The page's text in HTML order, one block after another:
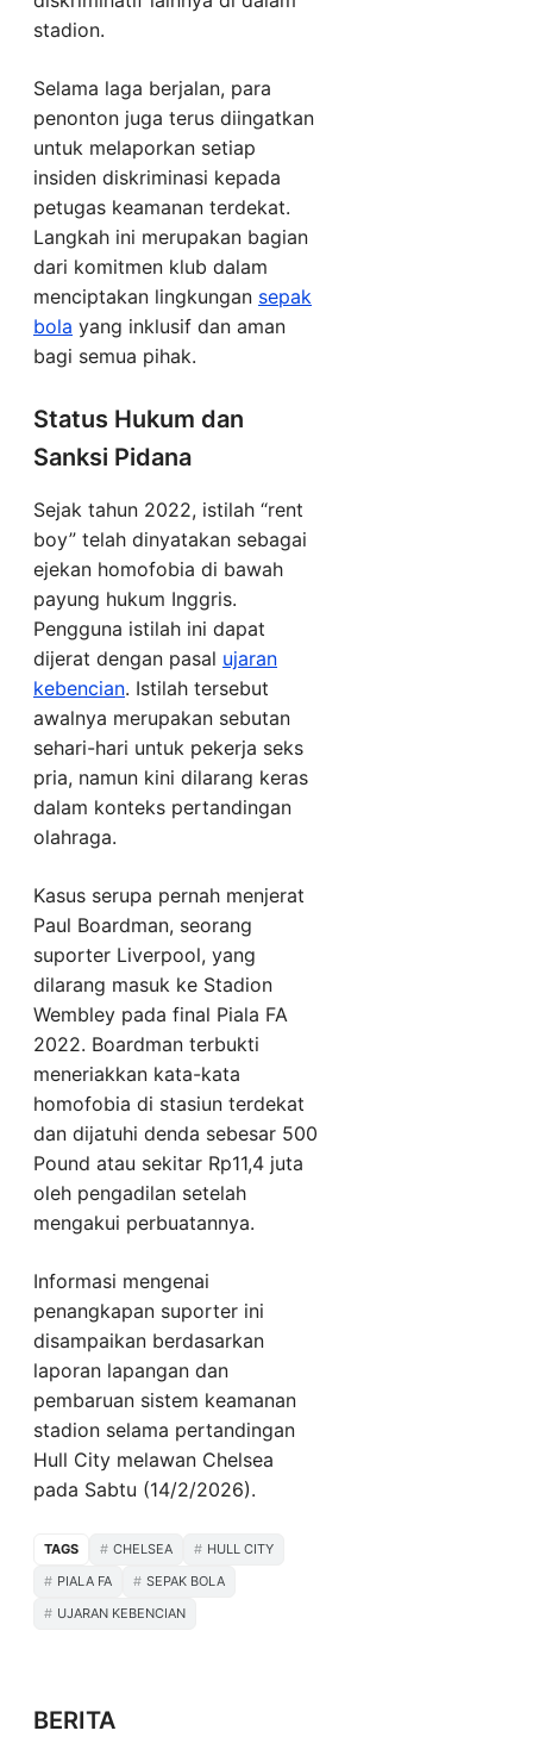
stadion.
Selama laga berjalan, para
penonton juga terus diingatkan
untuk melaporkan setiap
insiden diskriminasi kepada
petugas keamanan terdekat.
Langkah ini merupakan bagian
dari komitmen klub dalam
menciptakan lingkungan sepak
bola yang inklusif dan aman
bagi semua pihak.
Status Hukum dan
Sanksi Pidana
Sejak tahun 2022, istilah “rent
boy” telah dinyatakan sebagai
ejekan homofobia di bawah
payung hukum Inggris.
Pengguna istilah ini dapat
dijerat dengan pasal ujaran
kebencian. Istilah tersebut
awalnya merupakan sebutan
sehari-hari untuk pekerja seks
pria, namun kini dilarang keras
dalam konteks pertandingan
olahraga.
Kasus serupa pernah menjerat
Paul Boardman, seorang
suporter Liverpool, yang
dilarang masuk ke Stadion
Wembley pada final Piala FA
2022. Boardman terbukti
meneriakkan kata-kata
homofobia di stasiun terdekat
dan dijatuhi denda sebesar 500
Pound atau sekitar Rp11,4 juta
oleh pengadilan setelah
mengakui perbuatannya.
Informasi mengenai
penangkapan suporter ini
disampaikan berdasarkan
laporan lapangan dan
pembaruan sistem keamanan
stadion selama pertandingan
Hull City melawan Chelsea
pada Sabtu (14/2/2026).
TAGS CHELSEA
HULL CITY
PIALA FA
SEPAK BOLA
UJARAN KEBENCIAN
BERITA